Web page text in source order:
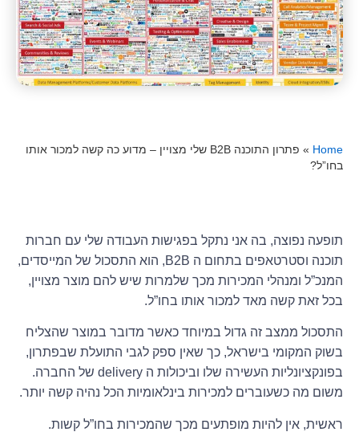
Home
»
פתרון התוכנה B2B שלי מצויין – מדוע כה קשה למכור אותו
בחו”ל?
תופעה נפוצה, בה אני נתקל בפגישות העבודה שלי עם חברות
תוכנה וסטרטאפים בתחום ה B2B, הוא התסכול של המייסדים,
המנכ”ל ומנהלי המכירות מכך שלמרות שיש להם מוצר מצויין,
בכל זאת קשה מאד למכור אותו בחו”ל.
התסכול ממצב זה גדול במיוחד כאשר מדובר במוצר שהצליח
בשוק המקומי בישראל, כך שאין ספק לגבי התועלת שבפתרון,
בפונקציונליות העשירה שלו וביכולות ה delivery של החברה.
משום מה כשעוברים למכירות בינלאומיות הכל נהיה קשה יותר.
ראשית, אין להיות מופתעים מכך שהמכירות בחו”ל קשות.